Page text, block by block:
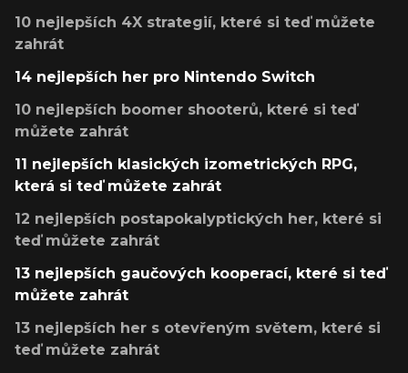
10 nejlepších 4X strategií, které si teď můžete
zahrát
14 nejlepších her pro Nintendo Switch
10 nejlepších boomer shooterů, které si teď
můžete zahrát
11 nejlepších klasických izometrických RPG,
která si teď můžete zahrát
12 nejlepších postapokalyptických her, které si
teď můžete zahrát
13 nejlepších gaučových kooperací, které si teď
můžete zahrát
13 nejlepších her s otevřeným světem, které si
teď můžete zahrát